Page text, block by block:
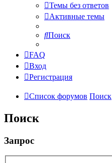
Темы без ответов
Активные темы
Поиск
FAQ
Вход
Регистрация
Список форумов Поиск
Поиск
Запрос